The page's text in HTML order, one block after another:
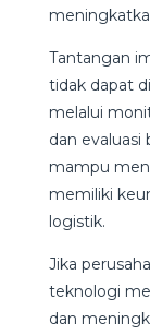
Tantangan
tidak dapat
melalui
dan evaluasi
mampu
memiliki
logistik.
Jika
teknologi
dan